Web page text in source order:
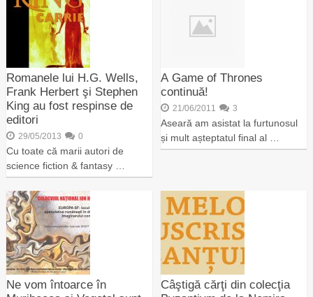
Romanele lui H.G. Wells,
Frank Herbert şi Stephen
King au fost respinse de
editori
29/05/2013 0
Cu toate că marii autori de
science fiction & fantasy …
A Game of Thrones
continuă!
21/06/2011 3
Aseară am asistat la furtunosul
și mult așteptatul final al …
Ne vom întoarce în
Câştigă cărţi din colecţia